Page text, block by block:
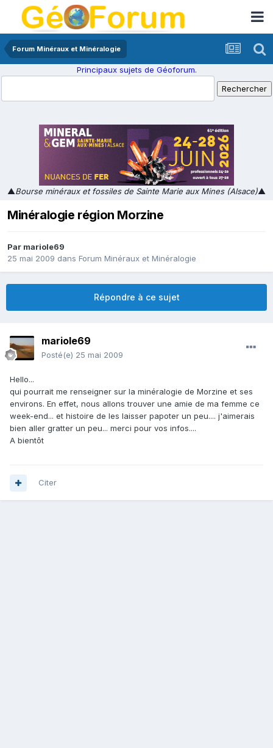
Forum Minéraux et Minéralogie
Principaux sujets de Géoforum.
▲Bourse minéraux et fossiles de Sainte Marie aux Mines (Alsace)▲
Minéralogie région Morzine
Par mariole69
25 mai 2009 dans Forum Minéraux et Minéralogie
Répondre à ce sujet
mariole69
Posté(e) 25 mai 2009
Hello...
qui pourrait me renseigner sur la minéralogie de Morzine et ses
environs. En effet, nous allons trouver une amie de ma femme ce
week-end... et histoire de les laisser papoter un peu.... j'aimerais
bien aller gratter un peu... merci pour vos infos....
A bientôt
Citer